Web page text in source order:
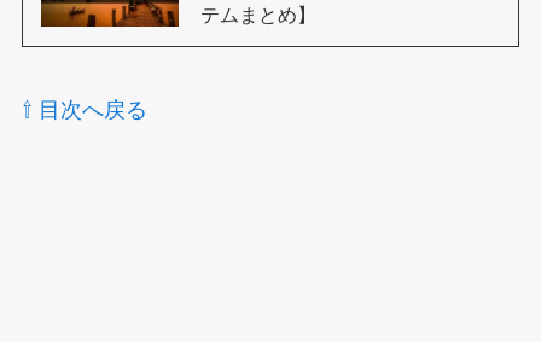
テムまとめ】
⇧ 目次へ戻る